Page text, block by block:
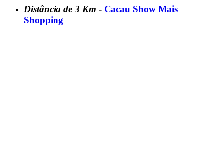
Distância de 3 Km - Cacau Show Mais
Shopping